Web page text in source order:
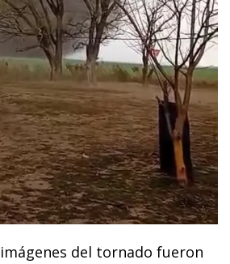
del tornado fueron